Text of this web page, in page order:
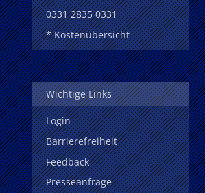
0331 2835 0331
* Kostenübersicht
Wichtige Links
Login
Barrierefreiheit
Feedback
Presseanfrage